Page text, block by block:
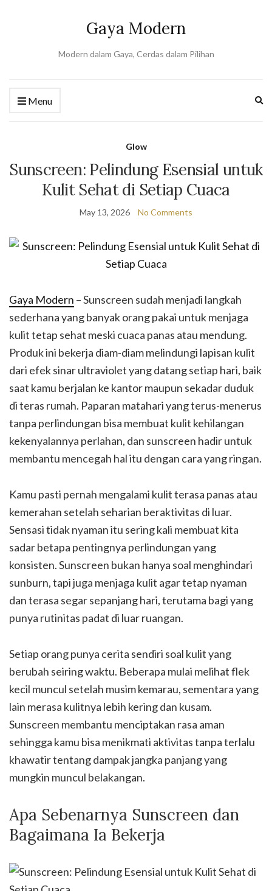
Gaya Modern
Modern dalam Gaya, Cerdas dalam Pilihan
Menu
Glow
Sunscreen: Pelindung Esensial untuk
Kulit Sehat di Setiap Cuaca
May 13, 2026 No Comments
Gaya Modern – Sunscreen sudah menjadi langkah
sederhana yang banyak orang pakai untuk menjaga
kulit tetap sehat meski cuaca panas atau mendung.
Produk ini bekerja diam-diam melindungi lapisan kulit
dari efek sinar ultraviolet yang datang setiap hari, baik
saat kamu berjalan ke kantor maupun sekadar duduk
di teras rumah. Paparan matahari yang terus-menerus
tanpa perlindungan bisa membuat kulit kehilangan
kekenyalannya perlahan, dan sunscreen hadir untuk
membantu mencegah hal itu dengan cara yang ringan.
Kamu pasti pernah mengalami kulit terasa panas atau
kemerahan setelah seharian beraktivitas di luar.
Sensasi tidak nyaman itu sering kali membuat kita
sadar betapa pentingnya perlindungan yang
konsisten. Sunscreen bukan hanya soal menghindari
sunburn, tapi juga menjaga kulit agar tetap nyaman
dan terasa segar sepanjang hari, terutama bagi yang
punya rutinitas padat di luar ruangan.
Setiap orang punya cerita sendiri soal kulit yang
berubah seiring waktu. Beberapa mulai melihat flek
kecil muncul setelah musim kemarau, sementara yang
lain merasa kulitnya lebih kering dan kusam.
Sunscreen membantu menciptakan rasa aman
sehingga kamu bisa menikmati aktivitas tanpa terlalu
khawatir tentang dampak jangka panjang yang
mungkin muncul belakangan.
Apa Sebenarnya Sunscreen dan
Bagaimana Ia Bekerja